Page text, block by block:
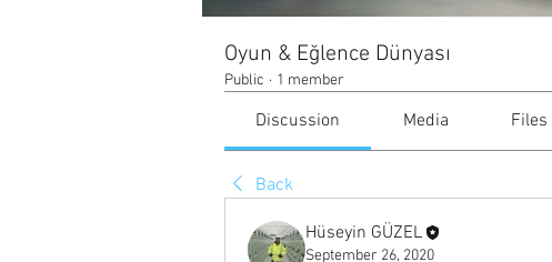
Oyun & Eğlence Dünyası
Public · 1 member
Discussion Media Files
Back
Hüseyin GÜZEL
September 26, 2020